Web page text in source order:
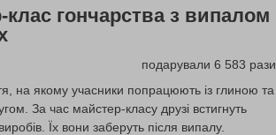
клас гончарства з випалом
подарували 6 583 рази
на якому учасники попрацюють із глиною та
За час майстер-класу друзі встигнуть
Їх вони заберуть після випалу.